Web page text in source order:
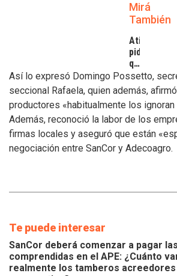
Mirá
También
Atilra
pide
que
se
atiendan
los
de
los
tamberos
Así lo expresó Domingo Possetto,
seccional Rafaela, quien además,
productores «habitualmente los
Además, reconoció la labor de los
firmas locales y aseguró que están
negociación entre SanCor y Adecoagro.
Te puede interesar
SanCor deberá comenzar a pagar
comprendidas en el APE: ¿Cuánto
realmente los tamberos acreedores